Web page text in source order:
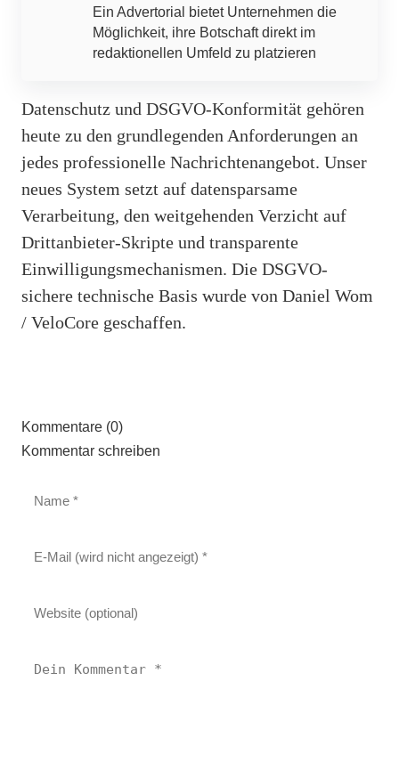
Ein Advertorial bietet Unternehmen die
Möglichkeit, ihre Botschaft direkt im
redaktionellen Umfeld zu platzieren
Datenschutz und DSGVO-Konformität gehören
heute zu den grundlegenden Anforderungen an
jedes professionelle Nachrichtenangebot. Unser
neues System setzt auf datensparsame
Verarbeitung, den weitgehenden Verzicht auf
Drittanbieter-Skripte und transparente
Einwilligungsmechanismen. Die DSGVO-
sichere technische Basis wurde von Daniel Wom
/ VeloCore geschaffen.
Kommentare (0)
Kommentar schreiben